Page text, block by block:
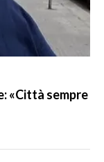
«Città sempre